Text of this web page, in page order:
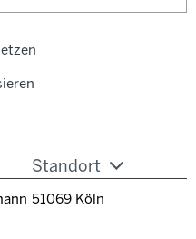
Standort
51069 Köln